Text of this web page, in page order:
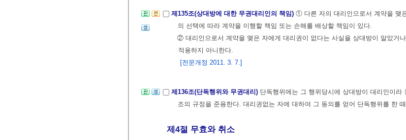
제135조(상대방에 대한 무권대리인의 책임) ① 다른 자의 대리인으로서 계약을 맺
의 선택에 따라 계약을 이행할 책임 또는 손해를 배상할 책임이 있다.
② 대리인으로서 계약을 맺은 자에게 대리권이 없다는 사실을 상대방이 알았거
적용하지 아니한다.
[전문개정 2011. 3. 7.]
제136조(단독행위와 무권대리) 단독행위에는 그 행위당시에 상대방이 대리인이
조의 규정을 준용한다. 대리권없는 자에 대하여 그 동의를 얻어 단독행위를 한
제4절 무효와 취소